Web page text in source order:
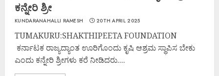
ಕನ್ನೇರಿ ಶ್ರೀ
KUNDARANAHALLI RAMESH 20TH APRIL 2025
TUMAKURU:SHAKTHIPEETA FOUNDATION
ಕರ್ನಾಟಕ ರಾಜ್ಯದ್ಯಾಂತ ಊರಿಗೊಂದು ಕೃಷಿ ಆಶ್ರಮ ಸ್ಥಾಪಿಸ ಬೇಕು
ಎಂದು ಕನ್ನೇರಿ ಶ್ರೀಗಳು ಕರೆ ನೀಡಿದರು....